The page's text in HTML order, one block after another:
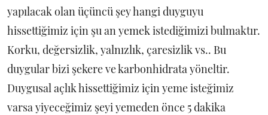
yapılacak olan üçüncü şey hangi duyguyu
hissettiğimiz için şu an yemek istediğimizi bulmaktır.
Korku, değersizlik, yalnızlık, çaresizlik vs.. Bu
duygular bizi şekere ve karbonhidrata yöneltir.
Duygusal açlık hissettiğimiz için yeme isteğimiz
varsa yiyeceğimiz şeyi yemeden önce 5 dakika